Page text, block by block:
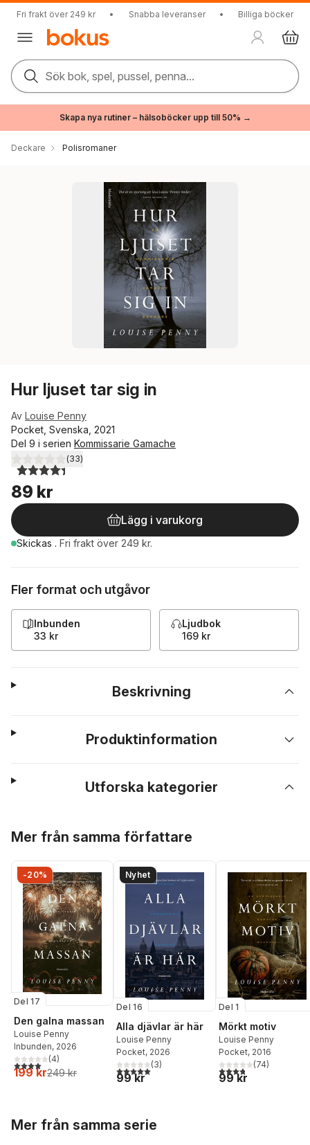
Fri frakt över 249 kr • Snabba leveranser • Billiga böcker
Sök bok, spel, pussel, penna...
Skapa nya rutiner – hälsoböcker upp till 50% →
Deckare Polisromaner
Hur ljuset tar sig in
Av Louise Penny
Pocket, Svenska, 2021
Del 9 i serien Kommissarie Gamache
4,4utav 5 stjärnor. Totalt antal röster:
(33)
89 kr
Lägg i varukorg
Skickas . Fri frakt över 249 kr.
Fler format och utgåvor
Inbunden
33 kr
Ljudbok
169 kr
Beskrivning
Produktinformation
Utforska kategorier
Mer från samma författare
-20%
Del 17
Den galna massan
Louise Penny
Inbunden, 2026
4,0utav 5 stjärnor. Totalt antal röster:
(4)
199 kr249 kr
Nyhet
Del 16
Alla djävlar är här
Louise Penny
Pocket, 2026
5,0utav 5 stjärnor. Totalt antal röster:
(3)
99 kr
Del 1
Mörkt motiv
Louise Penny
Pocket, 2016
3,8utav 5 stjärnor.
(74)
99 kr
Mer från samma serie